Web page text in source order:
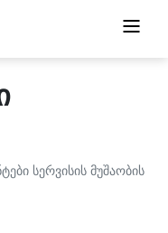
სერვისის მუშაობის